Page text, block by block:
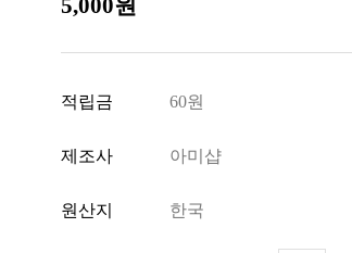
5,000원
적립금 60원
제조사 아미샵
원산지 한국